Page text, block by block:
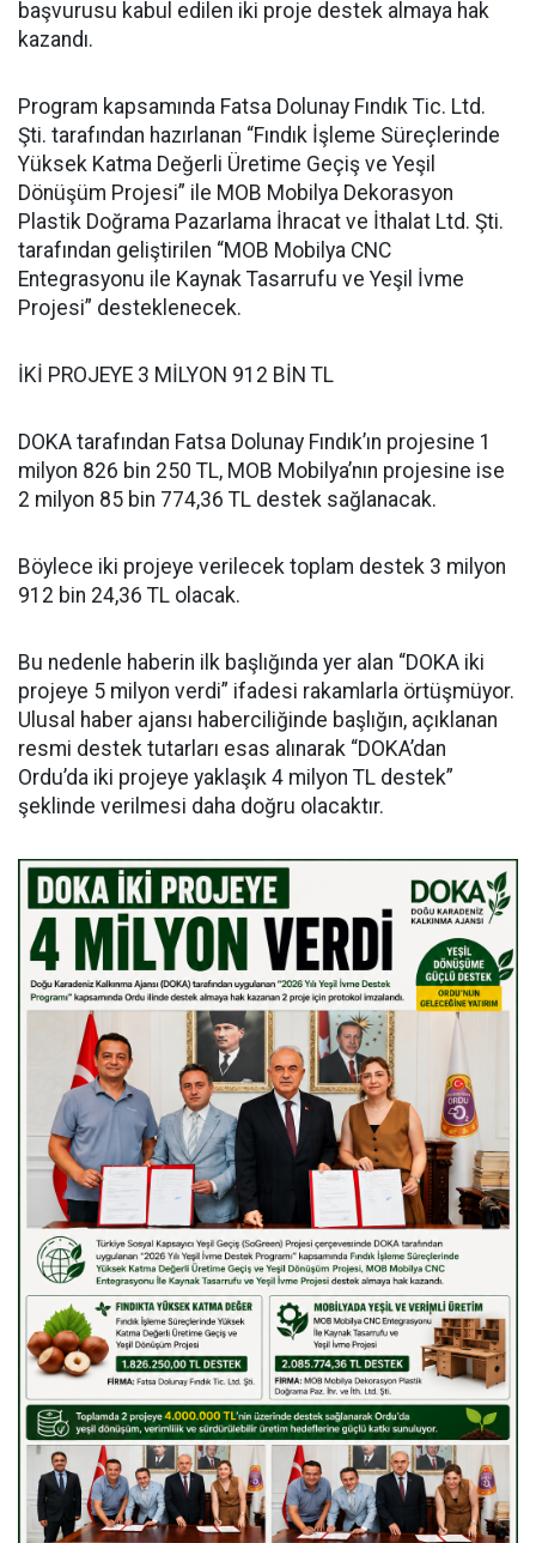
başvurusu kabul edilen iki proje destek almaya hak
kazandı.
Program kapsamında Fatsa Dolunay Fındık Tic. Ltd.
Şti. tarafından hazırlanan “Fındık İşleme Süreçlerinde
Yüksek Katma Değerli Üretime Geçiş ve Yeşil
Dönüşüm Projesi” ile MOB Mobilya Dekorasyon
Plastik Doğrama Pazarlama İhracat ve İthalat Ltd. Şti.
tarafından geliştirilen “MOB Mobilya CNC
Entegrasyonu ile Kaynak Tasarrufu ve Yeşil İvme
Projesi” desteklenecek.
İKİ PROJEYE 3 MİLYON 912 BİN TL
DOKA tarafından Fatsa Dolunay Fındık’ın projesine 1
milyon 826 bin 250 TL, MOB Mobilya’nın projesine ise
2 milyon 85 bin 774,36 TL destek sağlanacak.
Böylece iki projeye verilecek toplam destek 3 milyon
912 bin 24,36 TL olacak.
Bu nedenle haberin ilk başlığında yer alan “DOKA iki
projeye 5 milyon verdi” ifadesi rakamlarla örtüşmüyor.
Ulusal haber ajansı haberciliğinde başlığın, açıklanan
resmi destek tutarları esas alınarak “DOKA’dan
Ordu’da iki projeye yaklaşık 4 milyon TL destek”
şeklinde verilmesi daha doğru olacaktır.